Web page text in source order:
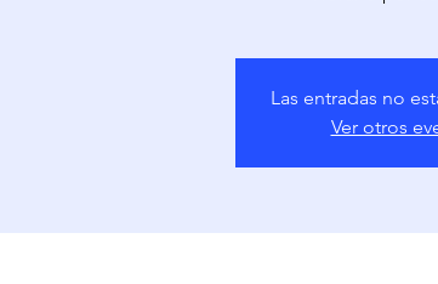
Las entradas no
Ver otros